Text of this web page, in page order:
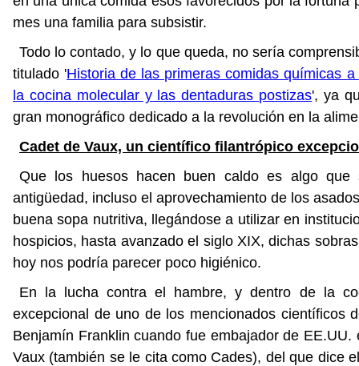
mes una familia para subsistir.
Todo lo contado, y lo que queda, no sería
titulado 'Historia de las primeras comidas químicas
la cocina molecular y las dentaduras postizas', ya
gran monográfico dedicado a la revolución en la
Cadet de Vaux, un científico filantrópico
Que los huesos hacen buen caldo es algo
antigüedad, incluso el aprovechamiento de los
buena sopa nutritiva, llegándose a utilizar en
hospicios, hasta avanzado el siglo XIX, dichas
hoy nos podría parecer poco higiénico.
En la lucha contra el hambre, y dentro de la
excepcional de uno de los mencionados científicos
Benjamín Franklin cuando fue embajador de
Vaux (también se le cita como Cades), del que dice